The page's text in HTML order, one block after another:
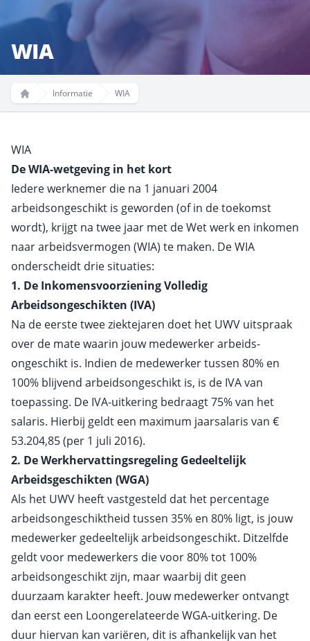
WIA
Home
Informatie WIA
WIA
De WIA-wetgeving in het kort
Iedere werknemer die na 1 januari 2004
arbeidsongeschikt is geworden (of in de toekomst
wordt), krijgt na twee jaar met de Wet werk en inkomen
naar arbeidsvermogen (WIA) te maken. De WIA
onderscheidt drie situaties:
1. De Inkomensvoorziening Volledig
Arbeidsongeschikten (IVA)
Na de eerste twee ziektejaren doet het UWV uitspraak
over de mate waarin jouw medewerker arbeids­
ongeschikt is. Indien de medewerker tussen 80% en
100% blijvend arbeidsongeschikt is, is de IVA van
toepassing. De IVA-uitkering bedraagt 75% van het
salaris. Hierbij geldt een maximum jaarsalaris van €
53.204,85 (per 1 juli 2016).
2. De Werkhervattingsregeling Gedeeltelijk
Arbeidsgeschikten (WGA)
Als het UWV heeft vastgesteld dat het percentage
arbeidson­geschiktheid tussen 35% en 80% ligt, is jouw
medewerker gedeeltelijk arbeids­ongeschikt. Ditzelfde
geldt voor medewerkers die voor 80% tot 100%
arbeidsongeschikt zijn, maar waarbij dit geen
duurzaam karakter heeft. Jouw medewerker ontvangt
dan eerst een Loongere­lateerde WGA-uitkering. De
duur hiervan kan variëren, dit is afhankelijk van het